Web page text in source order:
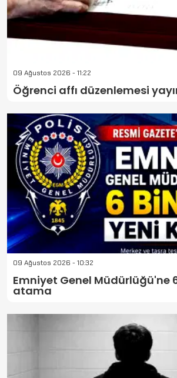
09 Ağustos 2026 - 11:22
Öğrenci affı düzenlemesi
09 Ağustos 2026 - 10:32
Emniyet Genel Müdürlüğü'ne
atama